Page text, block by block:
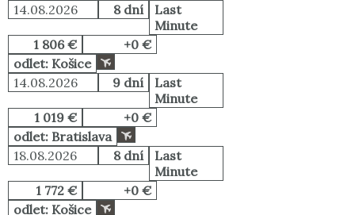
14.08.2026
8 dní
Last
Minute
1 806 €
+0 €
odlet: Košice
14.08.2026
9 dní
Last
Minute
1 019 €
+0 €
odlet: Bratislava
18.08.2026
8 dní
Last
Minute
1 772 €
+0 €
odlet: Košice